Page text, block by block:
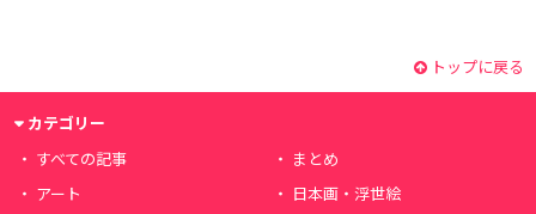
トップに戻る
カテゴリー
すべての記事
まとめ
アート
日本画・浮世絵